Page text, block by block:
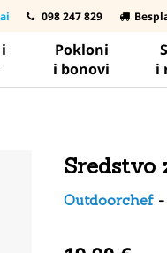
098 247 829
Pokloni
i bonovi
i
Sredstvo
Outdoorchef-